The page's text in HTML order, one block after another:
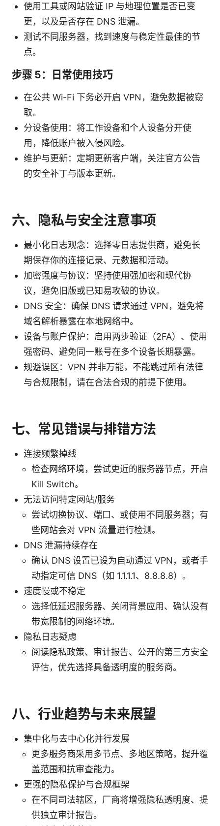
使用工具或网站验证 IP 与地理位置是否已变
更，以及是否存在 DNS 泄漏。
测试不同服务器，找到速度与稳定性最佳的节
点。
步骤 5：日常使用技巧
在公共 Wi-Fi 下务必开启 VPN，避免数据被窃
取。
分设备使用：将工作设备和个人设备分开使
用，降低账户被入侵风险。
维护与更新：定期更新客户端，关注官方公告
的安全补丁与版本更新。
六、隐私与安全注意事项
最小化日志观念：选择零日志提供商，避免长
期保存你的连接记录、元数据和活动。
加密强度与协议：坚持使用强加密和现代协
议，避免旧版或已知易攻破的协议。
DNS 安全：确保 DNS 请求通过 VPN，避免将
域名解析暴露在本地网络中。
设备与账户保护：启用两步验证（2FA）、使用
强密码、避免同一账号在多个设备长期暴露。
规避误区：VPN 并非万能，不能跳过所有法律
与合规限制，请在合法合规的前提下使用。
七、常见错误与排错方法
连接频繁掉线
检查网络环境，尝试更近的服务器节点，开启
Kill Switch。
无法访问特定网站/服务
尝试切换协议、端口、或使用不同服务器；有
些网站会对 VPN 流量进行检测。
DNS 泄漏持续存在
确认 DNS 设置已设为自动通过 VPN，或者手
动指定可信 DNS（如 1.1.1.1、8.8.8.8）。
速度慢或不稳定
选择低延迟服务器、关闭背景应用、确认没有
带宽限制的网络环境。
隐私日志疑虑
阅读隐私政策、审计报告、公开的第三方安全
评估，优先选择具备透明度的服务商。
八、行业趋势与未来展望
集中化与去中心化并行发展
更多服务商采用多节点、多地区策略，提升覆
盖范围和抗审查能力。
更强的隐私保护与合规框架
在不同司法辖区，厂商将增强隐私透明度、提
供独立审计报告。